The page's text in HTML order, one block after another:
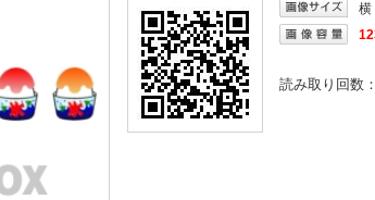
横
読み取り回数：